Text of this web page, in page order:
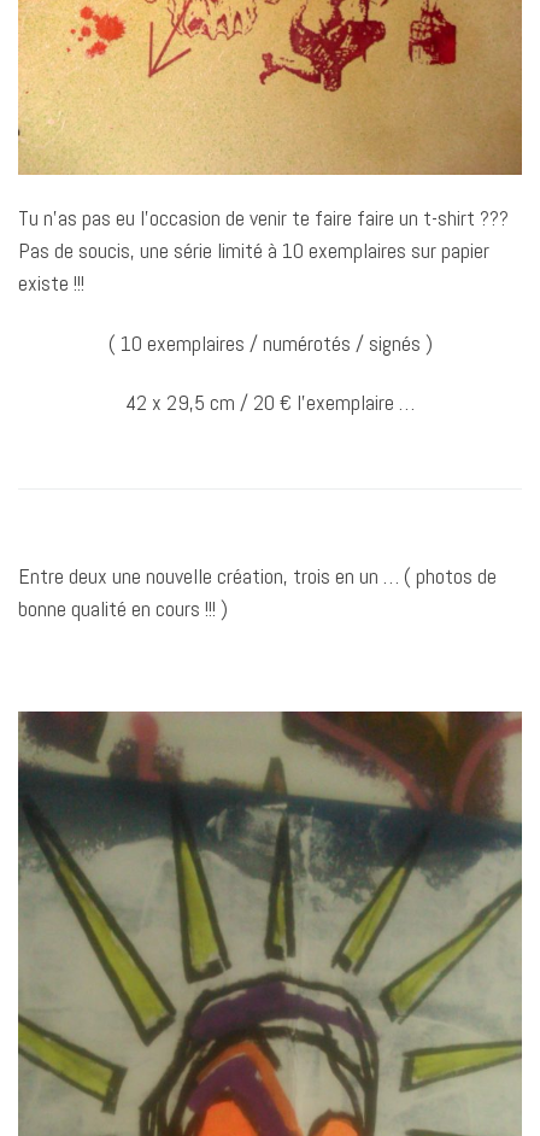
Tu n’as pas eu l’occasion de venir te faire faire un t-shirt ???
Pas de soucis, une série limité à 10 exemplaires sur papier
existe !!!
( 10 exemplaires / numérotés / signés )
42 x 29,5 cm / 20 € l’exemplaire …
Entre deux une nouvelle création, trois en un … ( photos de
bonne qualité en cours !!! )